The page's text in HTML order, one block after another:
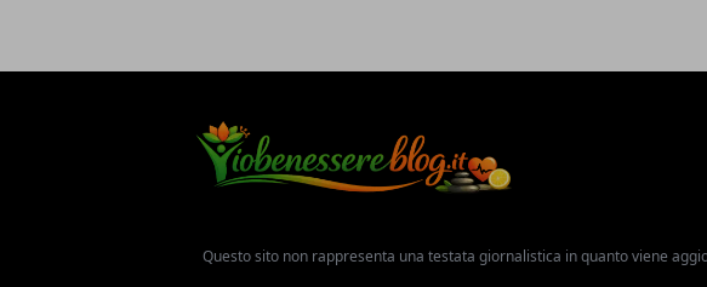
Questo sito non rappresenta una testata giornalistica in quanto viene